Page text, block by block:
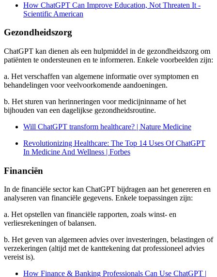
How ChatGPT Can Improve Education, Not Threaten It -
Scientific American
Gezondheidszorg
ChatGPT kan dienen als een hulpmiddel in de gezondheidszorg om
patiënten te ondersteunen en te informeren. Enkele voorbeelden zijn:
a. Het verschaffen van algemene informatie over symptomen en
behandelingen voor veelvoorkomende aandoeningen.
b. Het sturen van herinneringen voor medicijninname of het
bijhouden van een dagelijkse gezondheidsroutine.
Will ChatGPT transform healthcare? | Nature Medicine
Revolutionizing Healthcare: The Top 14 Uses Of ChatGPT
In Medicine And Wellness | Forbes
Financiën
In de financiële sector kan ChatGPT bijdragen aan het genereren en
analyseren van financiële gegevens. Enkele toepassingen zijn:
a. Het opstellen van financiële rapporten, zoals winst- en
verliesrekeningen of balansen.
b. Het geven van algemeen advies over investeringen, belastingen of
verzekeringen (altijd met de kanttekening dat professioneel advies
vereist is).
How Finance & Banking Professionals Can Use ChatGPT |